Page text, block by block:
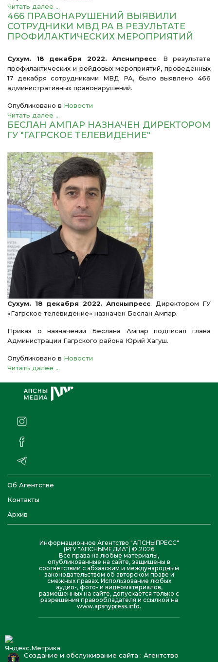
Читать далее ...
466 ПРАВОНАРУШЕНИЙ ВЫЯВИЛИ
СОТРУДНИКИ МВД РА В РЕЗУЛЬТАТЕ
ПРОФИЛАКТИЧЕСКИХ МЕРОПРИЯТИЙ
Сухум. 18 декабря 2022. Апсныпресс. В результате
профилактических и рейдовых мероприятий, проведенных
17 декабря сотрудниками МВД РА, было выявлено 466
административных правонарушений.
Опубликовано в Новости
Читать далее ...
БЕСЛАН АМПАР НАЗНАЧЕН ДИРЕКТОРОМ
ГУ "ГАГРСКОЕ ТЕЛЕВИДЕНИЕ"
Сухум. 18 декабря 2022. Апсныпресс. Директором ГУ
«Гагрское телевидение» назначен Беслан Ампар.
Приказ о назначении Беслана Ампар подписал глава
Администрации Гагрского района Юрий Хагуш.
Опубликовано в Новости
Читать далее ...
Об Агентстве
Контакты
Архив
Информационное Агентство "АПСНЫПРЕСС"
(РГУ "АПСНЫМЕДИА") © 2026
Все права на любые материалы,
опубликованные на сайте, защищены в
соответствии с абхазским и международным
законодательством об авторском праве и
смежных правах. Использование любых
аудио-, фото- и видеоматериалов,
размещенных на сайте, допускается только с
разрешения правообладателя и ссылкой на
www.apsnypress.info.
Создание и обслуживание сайта : Агентство